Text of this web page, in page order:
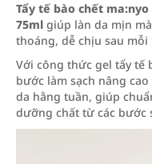
Tẩy tế bào chết
75ml giúp làn da mịn
thoáng, dễ chịu sau
Với công thức gel tẩy tế
bước làm sạch nâng
da hằng tuần, giúp
dưỡng chất từ các bước